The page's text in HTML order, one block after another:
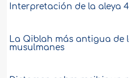
Interpretación de la aleya
La Qiblah más antigua de
musulmanes